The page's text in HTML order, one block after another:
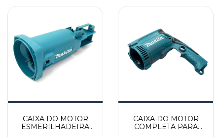
CAIXA DO MOTOR
ESMERILHADEIRA
CAIXA DO MOTOR
COMPLETA PARA